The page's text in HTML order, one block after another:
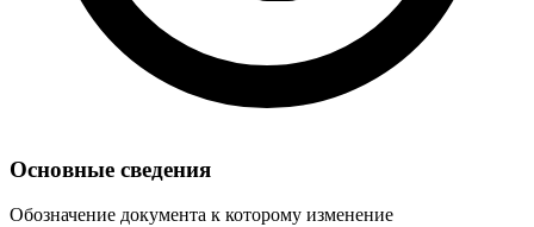
Основные сведения
Обозначение документа к которому изменение